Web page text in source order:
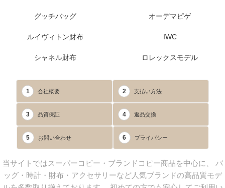
グッチバッグ
ルイヴィトン財布
シャネル財布
オーデマピゲ
IWC
ロレックスモデル
1 会社概要 2 支払い方法
3 品質保証 4 返品交換
5 お問い合わせ 6 プライバシー
当サイトではスーパーコピー・ブランドコピー商品を中心に、 バ
ッグ・時計・財布・アクセサリーなど人気ブランドの高品質モデ